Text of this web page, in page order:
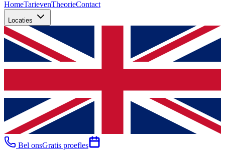
HomeTarievenTheorieContact
Locaties
Bel onsGratis proefles